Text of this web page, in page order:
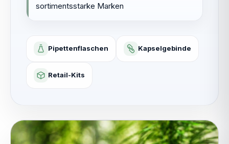
sortimentsstarke Marken
Pipettenflaschen Kapselgebinde
Retail-Kits